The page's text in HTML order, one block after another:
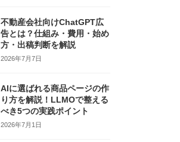
不動産会社向けChatGPT広
告とは？仕組み・費用・始め
方・出稿判断を解説
2026年7月7日
AIに選ばれる商品ページの作
り方を解説！LLMOで整える
べき5つの実践ポイント
2026年7月1日